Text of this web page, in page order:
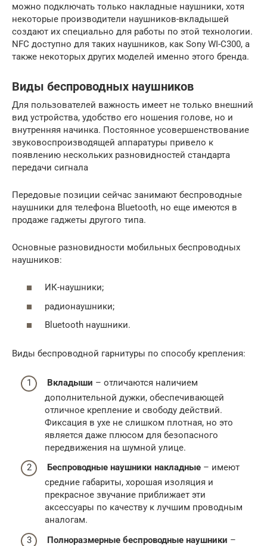
можно подключать только накладные наушники, хотя
некоторые производители наушников-вкладышей
создают их специально для работы по этой технологии.
NFC доступно для таких наушников, как Sony WI-C300, а
также некоторых других моделей именно этого бренда.
Виды беспроводных наушников
Для пользователей важность имеет не только внешний
вид устройства, удобство его ношения голове, но и
внутренняя начинка. Постоянное усовершенствование
звуковоспроизводящей аппаратуры привело к
появлению нескольких разновидностей стандарта
передачи сигнала
Передовые позиции сейчас занимают беспроводные
наушники для телефона Bluetooth, но еще имеются в
продаже гаджеты другого типа.
Основные разновидности мобильных беспроводных
наушников:
ИК-наушники;
радионаушники;
Bluetooth наушники.
Виды беспроводной гарнитуры по способу крепления:
Вкладыши – отличаются наличием
дополнительной дужки, обеспечивающей
отличное крепление и свободу действий.
Фиксация в ухе не слишком плотная, но это
является даже плюсом для безопасного
передвижения на шумной улице.
Беспроводные наушники накладные – имеют
средние габариты, хорошая изоляция и
прекрасное звучание приближает эти
аксессуары по качеству к лучшим проводным
аналогам.
Полноразмерные беспроводные наушники –